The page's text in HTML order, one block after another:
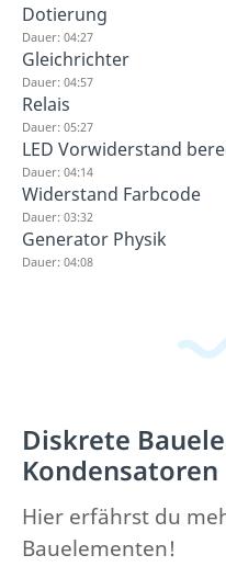
Dotierung
Dauer: 04:27
Gleichrichter
Dauer: 04:57
Relais
Dauer: 05:27
LED Vorwiderstand
Dauer: 04:14
Widerstand Farbcode
Dauer: 03:32
Generator Physik
Dauer: 04:08
Diskrete
Kondensatoren
Hier erfährst du
Bauelementen!